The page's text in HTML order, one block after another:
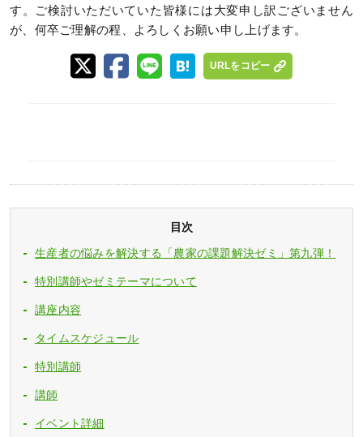
す。ご検討いただいていた皆様には大変申し訳ございません
が、何卒ご理解の程、よろしくお願い申し上げます。
URLをコピー
目次
生産者の悩みを解決する「農家の課題解決ゼミ」第九弾！
特別講師やゼミテーマについて
講座内容
タイムスケジュール
特別講師
講師
イベント詳細